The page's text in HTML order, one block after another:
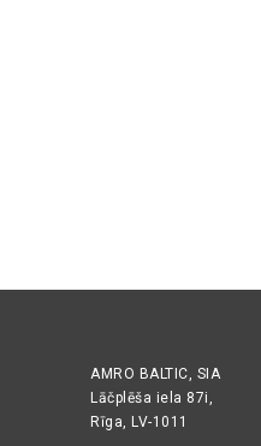
AMRO BALTIC, SIA
Lāčplēša iela 87i,
Rīga, LV-1011